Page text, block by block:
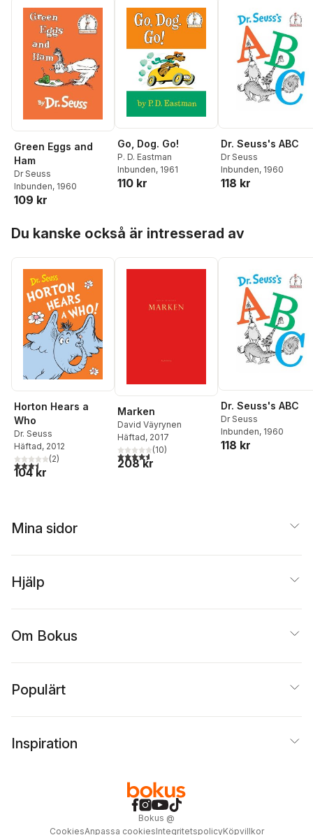
Green Eggs and
Ham
Dr Seuss
Inbunden, 1960
109 kr
Go, Dog. Go!
P. D. Eastman
Inbunden, 1961
110 kr
Dr. Seuss's ABC
Dr Seuss
Inbunden, 1960
118 kr
Du kanske också är intresserad av
Horton Hears a
Who
Dr. Seuss
Häftad, 2012
3,5utav 5 stjärnor. Totalt antal röster:
(2)
104 kr
Marken
David Väyrynen
Häftad, 2017
4,6utav 5 stjärnor. Totalt antal röster:
(10)
208 kr
Dr. Seuss's ABC
Dr Seuss
Inbunden, 1960
118 kr
Mina sidor
Hjälp
Om Bokus
Populärt
Inspiration
Bokus @
CookiesAnpassa cookiesIntegritetspolicyKöpvillkor